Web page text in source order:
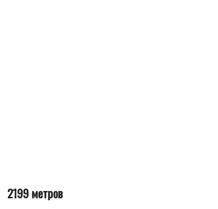
2199 метров